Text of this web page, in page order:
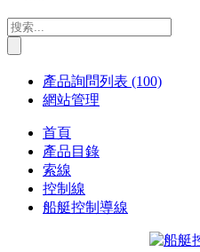
產品詢問列表 (100)
網站管理
首頁
產品目錄
索線
控制線
船艇控制導線